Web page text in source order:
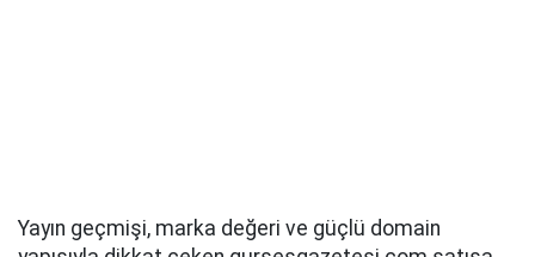
Yayın geçmişi, marka değeri ve güçlü domain